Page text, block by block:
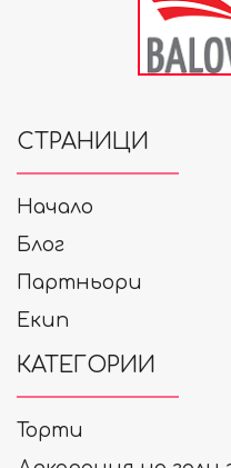
СТРАНИЦИ
Начало
Блог
Партньори
Екип
КАТЕГОРИИ
Торти